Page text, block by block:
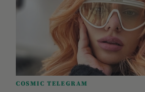
COSMIC TELEGRAM